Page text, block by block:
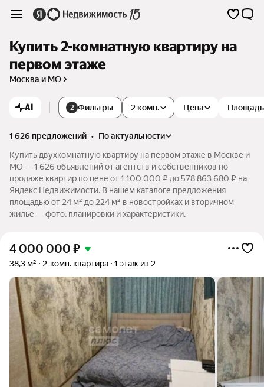
Купить 2-комнатную квартиру на
первом этаже
Москва и МО
AI 2 Фильтры 2 комн. Цена Площадь
1 626 предложений •
по актуальности
Купить двухкомнатную квартиру на первом этаже в Москве и
МО — 1 626 объявлений от агентств и собственников по
продаже квартир по цене от 1 100 000 ₽ до 578 863 680 ₽ на
Яндекс Недвижимости. В нашем каталоге предложения
площадью от 24 м² до 224 м² в новостройках и вторичном
жилье — фото, планировки и характеристики.
4 000 000 ₽
38,3 м² 2-комн. квартира 1 этаж из 2